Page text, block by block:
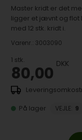
Master kridt er det
ligger et jævnt og flot
med 12 stk. kridt i.
Varenr.: 3003090
1 stk.
80,00 DKK
På lager
VEJLE: 9